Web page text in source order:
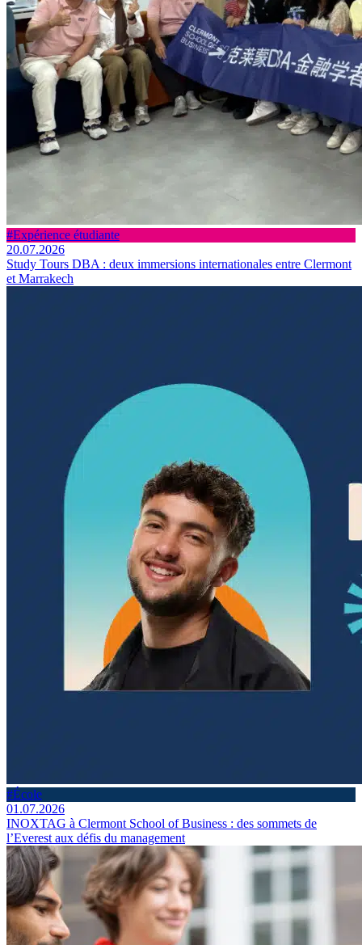
#Expérience étudiante
20.07.2026
Study Tours DBA : deux immersions internationales entre Clermont
et Marrakech
#École
01.07.2026
INOXTAG à Clermont School of Business : des sommets de
l’Everest aux défis du management